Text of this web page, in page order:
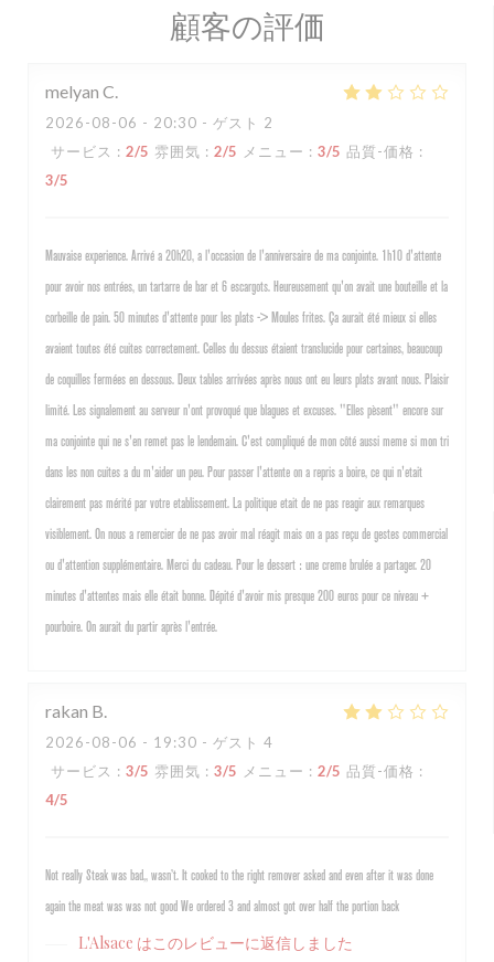
顧客の評価
melyan C
2026-08-06 - 20:30 - ゲスト 2
サービス : 2/5 雰囲気 : 2/5 メニュー : 3/5 品質-価格 :
3/5
Mauvaise experience. Arrivé a 20h20, a l'occasion de l'anniversaire de ma conjointe. 1h10 d'attente
pour avoir nos entrées, un tartarre de bar et 6 escargots. Heureusement qu'on avait une bouteille et la
corbeille de pain. 50 minutes d'attente pour les plats -> Moules frites. Ça aurait été mieux si elles
avaient toutes été cuites correctement. Celles du dessus étaient translucide pour certaines, beaucoup
de coquilles fermées en dessous. Deux tables arrivées après nous ont eu leurs plats avant nous. Plaisir
limité. Les signalement au serveur n'ont provoqué que blagues et excuses. "Elles pèsent" encore sur
ma conjointe qui ne s'en remet pas le lendemain. C'est compliqué de mon côté aussi meme si mon tri
dans les non cuites a du m'aider un peu. Pour passer l'attente on a repris a boire, ce qui n'etait
clairement pas mérité par votre etablissement. La politique etait de ne pas reagir aux remarques
visiblement. On nous a remercier de ne pas avoir mal réagit mais on a pas reçu de gestes commercial
ou d'attention supplémentaire. Merci du cadeau. Pour le dessert : une creme brulée a partager. 20
minutes d'attentes mais elle était bonne. Dépité d'avoir mis presque 200 euros pour ce niveau +
pourboire. On aurait du partir après l'entrée.
rakan B
2026-08-06 - 19:30 - ゲスト 4
サービス : 3/5 雰囲気 : 3/5 メニュー : 2/5 品質-価格 :
4/5
Not really Steak was bad,, wasn’t. It cooked to the right remover asked and even after it was done
again the meat was was not good We ordered 3 and almost got over half the portion back
L'Alsace はこのレビューに返信しました